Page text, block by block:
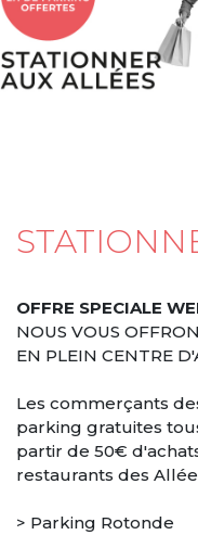
OFFRE SPECIALE
NOUS VOUS
EN PLEIN CENTRE
Les commerçants
parking gratuites
partir de 50€
restaurants des
> Parking Rotonde